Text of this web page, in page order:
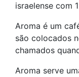
israelense com
Aroma é um
são colocados
chamados
Aroma serve